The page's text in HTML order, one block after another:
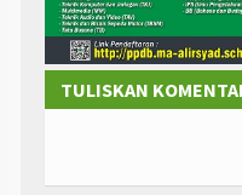
TULISKAN